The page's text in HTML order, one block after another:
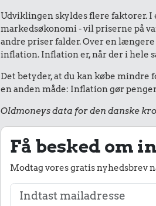
Udviklingen skyldes flere faktorer. I
markedsøkonomi - vil priserne på
andre priser falder. Over en
inflation. Inflation er, når der i hele
Det betyder, at du kan købe mindre
en anden måde: Inflation gør
Oldmoneys data for den danske
Få besked om
Modtag vores gratis nyhedsbrev